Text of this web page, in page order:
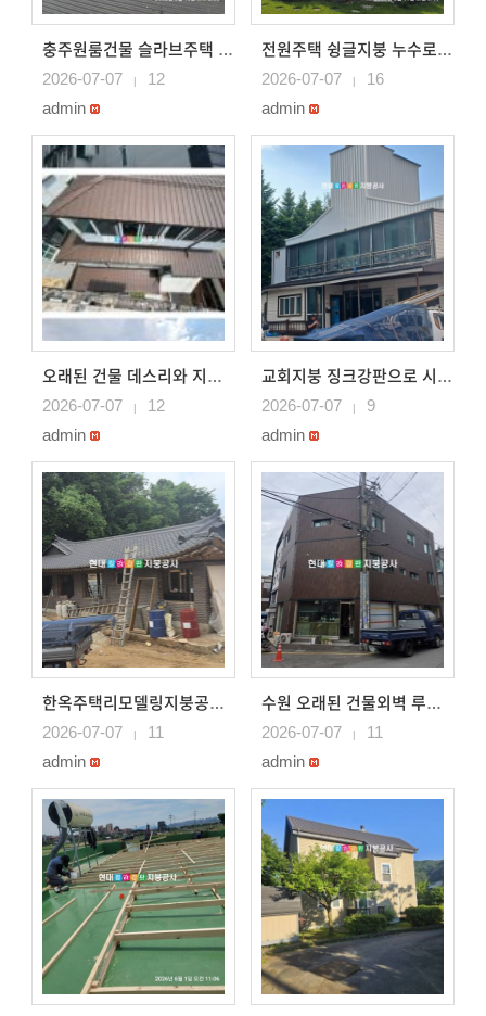
충주원룸건물 슬라브주택 옥상 지붕 바닥형 지붕으로 공사완료..
2026-07-07 |
12
admin
전원주택 슁글지붕 누수로 인해 징크강판으로 지붕시공 화성지..
2026-07-07 |
16
admin
오래된 건물 데스리와 지붕 징크강판으로 시공 송탄지붕공사
2026-07-07 |
12
admin
교회지붕 징크강판으로 시공 교회지붕시공
2026-07-07 |
9
admin
한옥주택리모델링지붕공사 기와형칼라강판으로 시공 용인지붕공사
2026-07-07 |
11
admin
수원 오래된 건물외벽 루버강판으로 벽체시공
2026-07-07 |
11
admin